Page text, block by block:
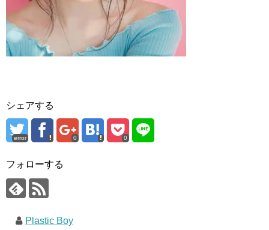
シェアする
error 0 0
フォローする
Plastic Boy